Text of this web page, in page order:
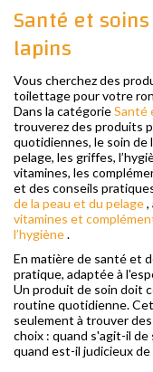
Santé et
lapins
Vous cherchez des
toilettage pour votre
Dans la catégorieSanté
trouverez des produits
quotidiennes, le soin de
pelage, les griffes,
vitamines, les
et des conseils
de la peau et du pelage,
vitamines et
l’hygiène.
En matière de santé et
pratique, adaptée à
Un produit de soin doit
routine quotidienne.
seulement à trouver
choix : quand s'agit-il
quand est-il judicieux